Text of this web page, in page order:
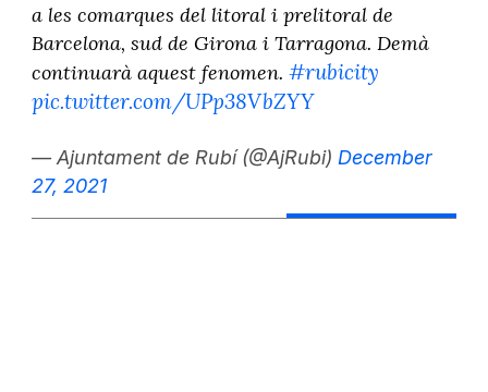
a les comarques del litoral i prelitoral de
Barcelona, sud de Girona i Tarragona. Demà
continuarà aquest fenomen. #rubicity
pic.twitter.com/UPp38VbZYY
— Ajuntament de Rubí (@AjRubi) December
27, 2021